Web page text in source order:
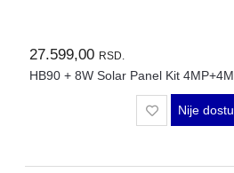
27.599,00 RSD.
HB90 + 8W Solar Panel Kit
Nije